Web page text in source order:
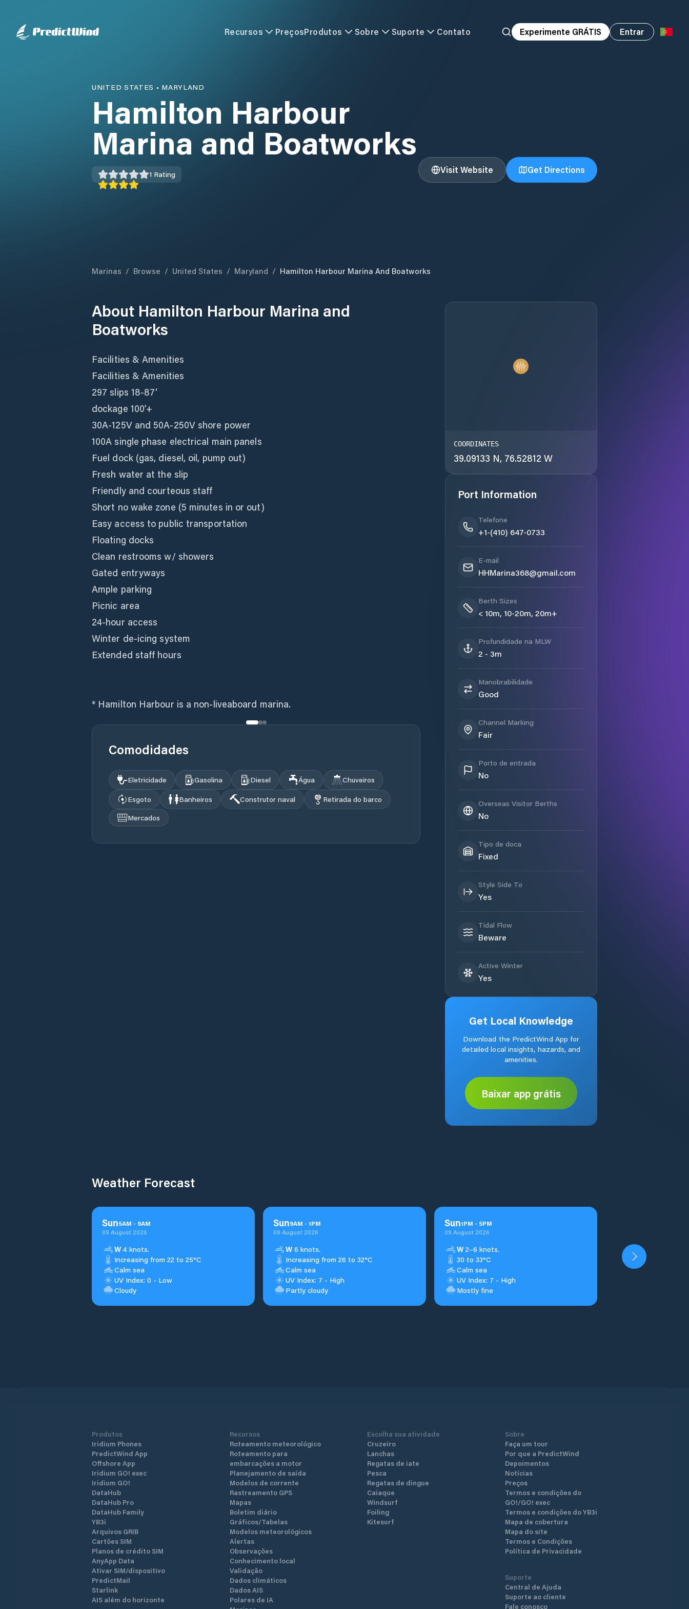
Recursos PreçosProdutos Sobre Suporte Contato Experimente GRÁTIS Entrar
UNITED STATES • MARYLAND
Hamilton Harbour
Marina and Boatworks
1 Rating Visit Website Get Directions
Marinas / Browse / United States / Maryland / Hamilton Harbour Marina And Boatworks
About Hamilton Harbour Marina and
Boatworks
Facilities & Amenities
Facilities & Amenities
297 slips 18-87′
dockage 100’+
30A-125V and 50A-250V shore power
100A single phase electrical main panels
Fuel dock (gas, diesel, oil, pump out)
Fresh water at the slip
Friendly and courteous staff
Short no wake zone (5 minutes in or out)
Easy access to public transportation
Floating docks
Clean restrooms w/ showers
Gated entryways
Ample parking
Picnic area
24-hour access
Winter de-icing system
Extended staff hours
* Hamilton Harbour is a non-liveaboard marina.
Comodidades
Eletricidade Gasolina Diesel Água
Chuveiros
Esgoto
Banheiros Construtor naval
Retirada do barco
Mercados
COORDINATES
39.09133 N, 76.52812 W
Port Information
Telefone
+1-(410) 647-0733
E-mail
HHMarina368@gmail.com
Berth Sizes
< 10m, 10-20m, 20m+
Profundidade na MLW
2 - 3m
Manobrabilidade
Good
Channel Marking
Fair
Porto de entrada
No
Overseas Visitor Berths
No
Tipo de doca
Fixed
Style Side To
Yes
Tidal Flow
Beware
Active Winter
Yes
Get Local Knowledge
Download the PredictWind App for
detailed local insights, hazards, and
amenities.
Baixar app grátis
Weather Forecast
Sun5AM - 9AM
09 August 2026
W 4 knots.
Increasing from 22 to 25°C
Calm sea
UV Index: 0 - Low
Cloudy
Sun9AM - 1PM
09 August 2026
W 6 knots.
Increasing from 26 to 32°C
Calm sea
UV Index: 7 - High
Partly cloudy
Sun1PM - 5PM
09 August 2026
W 2–6 knots.
30 to 33°C
Calm sea
UV Index: 7 - High
Mostly fine
Produtos
Iridium Phones
PredictWind App
Offshore App
Iridium GO! exec
Iridium GO!
DataHub
DataHub Pro
DataHub Family
YB3i
Arquivos GRIB
Cartões SIM
Planos de crédito SIM
AnyApp Data
Ativar SIM/dispositivo
PredictMail
Starlink
AIS além do horizonte
Recursos
Roteamento meteorológico
Roteamento para
embarcações a motor
Planejamento de saída
Modelos de corrente
Rastreamento GPS
Mapas
Boletim diário
Gráficos/Tabelas
Modelos meteorológicos
Alertas
Observações
Conhecimento local
Validação
Dados climáticos
Dados AIS
Polares de IA
Escolha sua atividade
Cruzeiro
Lanchas
Regatas de iate
Pesca
Regatas de dingue
Caiaque
Windsurf
Foiling
Kitesurf
Sobre
Faça um tour
Por que a PredictWind
Depoimentos
Notícias
Preços
Termos e condições do
GO!/GO! exec
Termos e condições do YB3i
Mapa de cobertura
Mapa do site
Termos e Condições
Política de Privacidade
Suporte
Central de Ajuda
Suporte ao cliente
Fale conosco